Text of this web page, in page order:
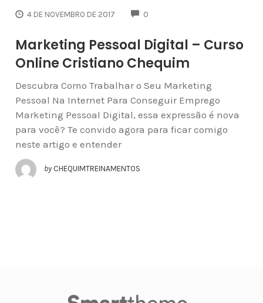
4 DE NOVEMBRO DE 2017 0
Marketing Pessoal Digital – Curso
Online Cristiano Chequim
Descubra Como Trabalhar o Seu Marketing
Pessoal Na Internet Para Conseguir Emprego
Marketing Pessoal Digital, essa expressão é nova
para você? Te convido agora para ficar comigo
neste artigo e entender
by CHEQUIMTREINAMENTOS